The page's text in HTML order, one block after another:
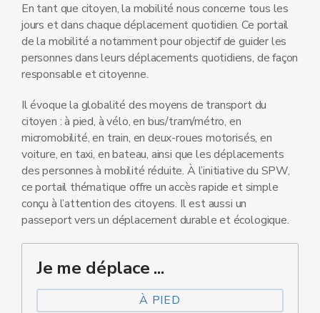
En tant que citoyen, la mobilité nous concerne tous les
jours et dans chaque déplacement quotidien. Ce portail
de la mobilité a notamment pour objectif de guider les
personnes dans leurs déplacements quotidiens, de façon
responsable et citoyenne.
Il évoque la globalité des moyens de transport du
citoyen : à pied, à vélo, en bus/tram/métro, en
micromobilité, en train, en deux-roues motorisés, en
voiture, en taxi, en bateau, ainsi que les déplacements
des personnes à mobilité réduite. À l’initiative du SPW,
ce portail thématique offre un accès rapide et simple
conçu à l’attention des citoyens. Il est aussi un
passeport vers un déplacement durable et écologique.
Je me déplace ...
À PIED